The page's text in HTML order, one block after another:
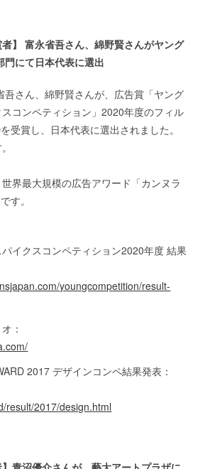
者】 富永省吾さん、綿野賢さんがヤング
門にて日本代表に選出
吾さん、綿野賢さんが、広告賞「ヤング
コンペティション」2020年度のフィル
受賞し、日本代表に選出されました。
界最大規模の広告アワード「カンヌラ
す。
イクスコンペティション2020年度 結果
youngcompetition/result-
：
2017 デザインコンペ結果発表：
result/2017/design.html